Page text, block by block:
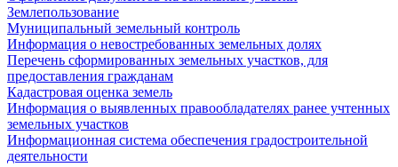
Землепользование
Муниципальный земельный контроль
Информация о невостребованных земельных долях
Перечень сформированных земельных участков, для
предоставления гражданам
Кадастровая оценка земель
Информация о выявленных правообладателях ранее учтенных
земельных участков
Информационная система обеспечения градостроительной
деятельности